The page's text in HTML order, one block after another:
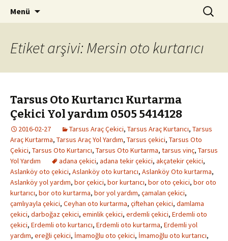
Tarsus Oto Kurtarma 0532
6082827
Kurtarıcı çekici oto yol yardım
Menü Arama:
Etiket arşivi: Mersin oto kurtarıcı
Tarsus Oto Kurtarıcı Kurtarma
Çekici Yol yardım 0505 5414128
2016-02-27 Tarsus Araç Çekici, Tarsus Araç Kurtarıcı, Tarsus
Araç Kurtarma, Tarsus Araç Yol Yardım, Tarsus çekici, Tarsus Oto
Çekici, Tarsus Oto Kurtarıcı, Tarsus Oto Kurtarma, tarsus vinç, Tarsus
Yol Yardım
adana çekici, adana tekir çekici, akçatekir çekici,
Aslanköy oto çekici, Aslanköy oto kurtarıcı, Aslanköy Oto kurtarma,
Aslanköy yol yardım, bor çekici, bor kurtarıcı, bor oto çekici, bor oto
kurtarıcı, bor oto kurtarma, bor yol yardım, çamalan çekici,
çamlıyayla çekici, Ceyhan oto kurtarma, çiftehan çekici, damlama
çekici, darboğaz çekici, eminlik çekici, erdemli çekici, Erdemli oto
çekici, Erdemli oto kurtarıcı, Erdemli oto kurtarma, Erdemli yol
yardım, ereğli çekici, İmamoğlu oto çekici, İmamoğlu oto kurtarıcı,